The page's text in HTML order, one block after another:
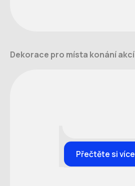
Dekorace pro místa konání akcí
Přečtěte si více